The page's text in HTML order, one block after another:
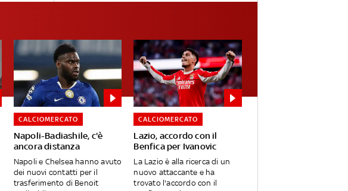
Napoli-Badiashile, c'è
ancora distanza
CALCIOMERCATO
Napoli e Chelsea hanno avuto
dei nuovi contatti per il
trasferimento di Benoit
Lazio, accordo con il
Benfica per Ivanovic
CALCIOMERCATO
La Lazio è alla ricerca di un
nuovo attaccante e ha
trovato l'accordo con il